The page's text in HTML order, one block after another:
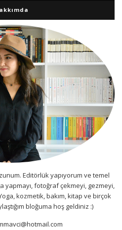
Editörlük yapıyorum ve temel
yapmayı, fotoğraf çekmeyi, gezmeyi,
kozmetik, bakım, kitap ve birçok
bloğuma hoş geldiniz :)